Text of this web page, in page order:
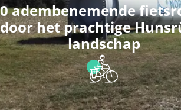
adembenemende
door het prachtige
landschap